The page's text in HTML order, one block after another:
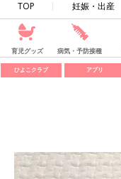
TOP 妊娠・出産
育児グッズ 病気・予防接種
ひよこクラブ アプリ